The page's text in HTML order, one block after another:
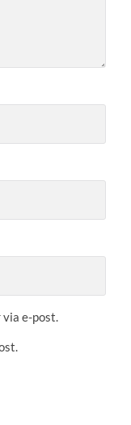
via e-post.